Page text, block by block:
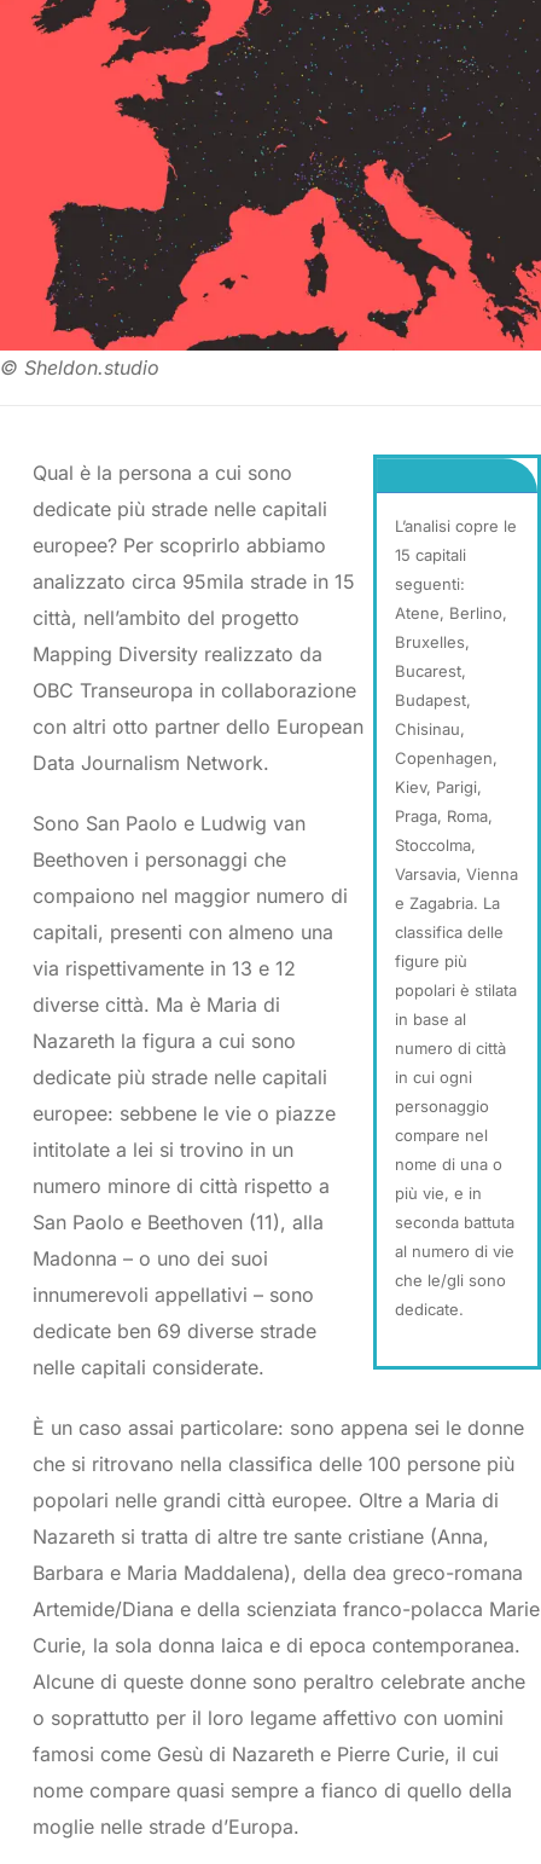
© Sheldon.studio
L’analisi copre le
15 capitali
seguenti:
Atene, Berlino,
Bruxelles,
Bucarest,
Budapest,
Chisinau,
Copenhagen,
Kiev, Parigi,
Praga, Roma,
Stoccolma,
Varsavia, Vienna
e Zagabria. La
classifica delle
figure più
popolari è stilata
in base al
numero di città
in cui ogni
personaggio
compare nel
nome di una o
più vie, e in
seconda battuta
al numero di vie
che le/gli sono
dedicate.
Qual è la persona a cui sono
dedicate più strade nelle capitali
europee? Per scoprirlo abbiamo
analizzato circa 95mila strade in 15
città, nell’ambito del progetto
Mapping Diversity realizzato da
OBC Transeuropa in collaborazione
con altri otto partner dello European
Data Journalism Network.
Sono San Paolo e Ludwig van
Beethoven i personaggi che
compaiono nel maggior numero di
capitali, presenti con almeno una
via rispettivamente in 13 e 12
diverse città. Ma è Maria di
Nazareth la figura a cui sono
dedicate più strade nelle capitali
europee: sebbene le vie o piazze
intitolate a lei si trovino in un
numero minore di città rispetto a
San Paolo e Beethoven (11), alla
Madonna – o uno dei suoi
innumerevoli appellativi – sono
dedicate ben 69 diverse strade
nelle capitali considerate.
È un caso assai particolare: sono appena sei le donne
che si ritrovano nella classifica delle 100 persone più
popolari nelle grandi città europee. Oltre a Maria di
Nazareth si tratta di altre tre sante cristiane (Anna,
Barbara e Maria Maddalena), della dea greco-romana
Artemide/Diana e della scienziata franco-polacca Marie
Curie, la sola donna laica e di epoca contemporanea.
Alcune di queste donne sono peraltro celebrate anche
o soprattutto per il loro legame affettivo con uomini
famosi come Gesù di Nazareth e Pierre Curie, il cui
nome compare quasi sempre a fianco di quello della
moglie nelle strade d’Europa.